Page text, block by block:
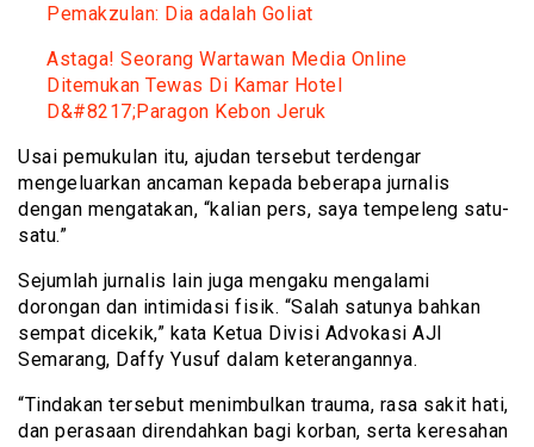
Pemakzulan: Dia adalah Goliat
Astaga! Seorang Wartawan Media Online
Ditemukan Tewas Di Kamar Hotel
D&#8217;Paragon Kebon Jeruk
Usai pemukulan itu, ajudan tersebut terdengar
mengeluarkan ancaman kepada beberapa jurnalis
dengan mengatakan, “kalian pers, saya tempeleng satu-
satu.”
Sejumlah jurnalis lain juga mengaku mengalami
dorongan dan intimidasi fisik. “Salah satunya bahkan
sempat dicekik,” kata Ketua Divisi Advokasi AJI
Semarang, Daffy Yusuf dalam keterangannya.
“Tindakan tersebut menimbulkan trauma, rasa sakit hati,
dan perasaan direndahkan bagi korban, serta keresahan